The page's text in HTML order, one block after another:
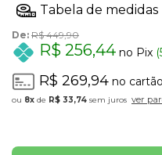
De: R$ 449,90
R$ 256,44 no Pix
R$ 269,94 no cartão
8x de R$ 33,74 sem juros ver